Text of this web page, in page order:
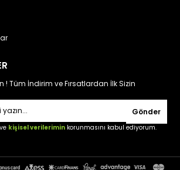
! Tüm İndirim ve Fırsatlardan İlk Sizin
Gönder
ve kişisel verilerimin korunmasını kabul ediyorum.